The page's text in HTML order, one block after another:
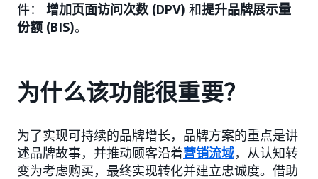
件： 增加页面访问次数 (DPV) 和提升品牌展示量
份额 (BIS)。
为什么该功能很重要？
为了实现可持续的品牌增长，品牌方案的重点是讲
述品牌故事，并推动顾客沿着营销流域，从认知转
变为考虑购买，最终实现转化并建立忠诚度。借助